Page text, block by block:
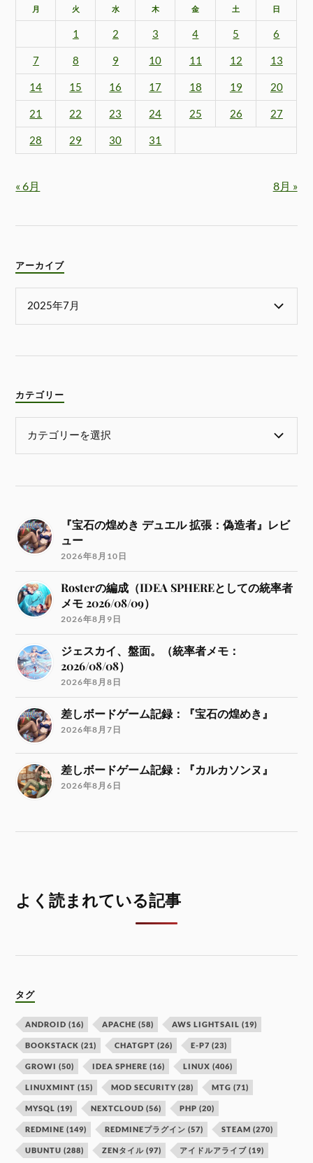
月 火 水 木 金 土 日
1 2 3 4 5 6
7 8 9 10 11 12 13
14 15 16 17 18 19 20
21 22 23 24 25 26 27
28 29 30 31
« 6月 8月 »
アーカイブ
カテゴリー
『宝石の煌めき デュエル 拡張：偽造者』レビ
ュー
2026年8月10日
Rosterの編成（IDEA SPHEREとしての統率者
メモ 2026/08/09）
2026年8月9日
ジェスカイ、盤面。（統率者メモ：
2026/08/08）
2026年8月8日
差しボードゲーム記録：『宝石の煌めき』
2026年8月7日
差しボードゲーム記録：『カルカソンヌ』
2026年8月6日
よく読まれている記事
タグ
ANDROID (16) APACHE (58) AWS LIGHTSAIL (19)
BOOKSTACK (21) CHATGPT (26) E-P7 (23)
GROWI (50) IDEA SPHERE (16) LINUX (406)
LINUXMINT (15) MOD SECURITY (28) MTG (71)
MYSQL (19) NEXTCLOUD (56) PHP (20)
REDMINE (149) REDMINEプラグイン (57) STEAM (270)
UBUNTU (288) ZENタイル (97) アイドルアライブ (19)